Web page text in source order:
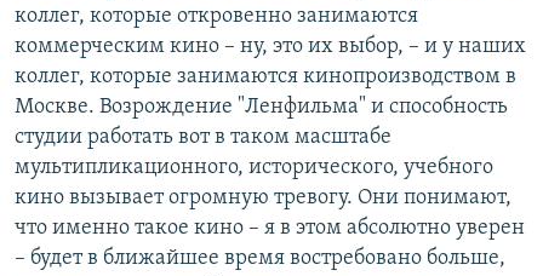
коллег, которые откровенно занимаются
коммерческим кино – ну, это их выбор, – и у наших
коллег, которые занимаются кинопроизводством в
Москве. Возрождение "Ленфильма" и способность
студии работать вот в таком масштабе
мультипликационного, исторического, учебного
кино вызывает огромную тревогу. Они понимают,
что именно такое кино – я в этом абсолютно уверен
– будет в ближайшее время востребовано больше,